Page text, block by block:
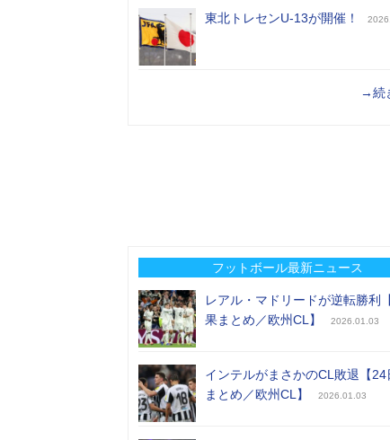
東北トレセンU-13が開催！
→続
フットボール最新ニュース
レアル・マドリードが逆転勝利
果まとめ／欧州CL】
2026.01.03
インテルがまさかのCL敗退【24
まとめ／欧州CL】
2026.01.03